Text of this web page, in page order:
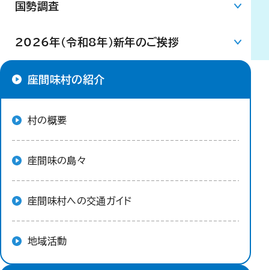
国勢調査
2026年（令和8年）新年のご挨拶
座間味村の紹介
村の概要
座間味の島々
座間味村への交通ガイド
地域活動